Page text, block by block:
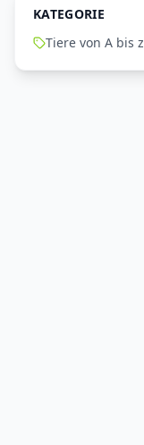
KATEGORIE
Tiere von A bis z